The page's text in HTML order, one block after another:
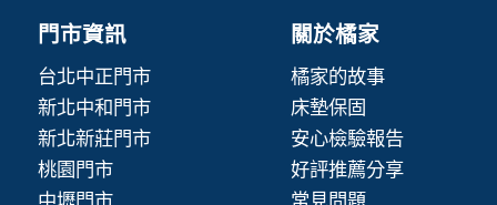
門市資訊
台北中正門市
新北中和門市
新北新莊門市
桃園門市
中壢門市
關於橘家
橘家的故事
床墊保固
安心檢驗報告
好評推薦分享
常見問題